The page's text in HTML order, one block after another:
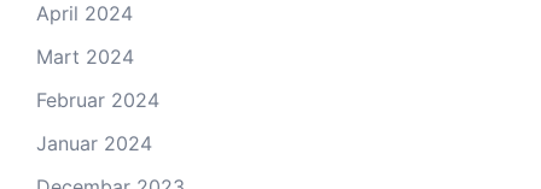
April 2024
Mart 2024
Februar 2024
Januar 2024